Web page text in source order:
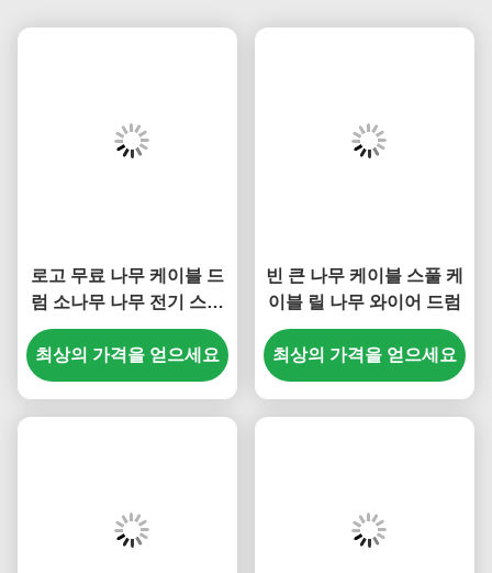
로고 무료 나무 케이블 드
럼 소나무 나무 전기 스풀
OEM 서비스
최상의 가격을 얻으세요
빈 큰 나무 케이블 스풀 케
이블 릴 나무 와이어 드럼
최상의 가격을 얻으세요